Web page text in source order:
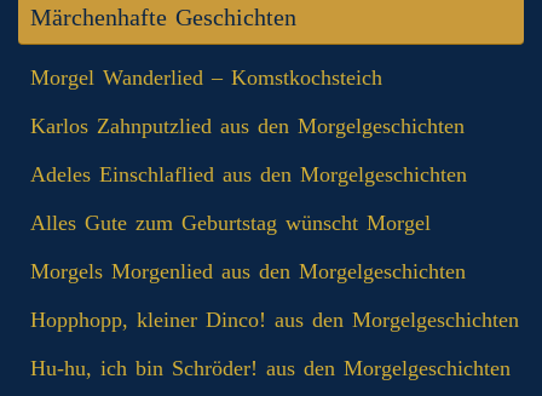
Märchenhafte Geschichten
Morgel Wanderlied – Komstkochsteich
Karlos Zahnputzlied aus den Morgelgeschichten
Adeles Einschlaflied aus den Morgelgeschichten
Alles Gute zum Geburtstag wünscht Morgel
Morgels Morgenlied aus den Morgelgeschichten
Hopphopp, kleiner Dinco! aus den Morgelgeschichten
Hu-hu, ich bin Schröder! aus den Morgelgeschichten